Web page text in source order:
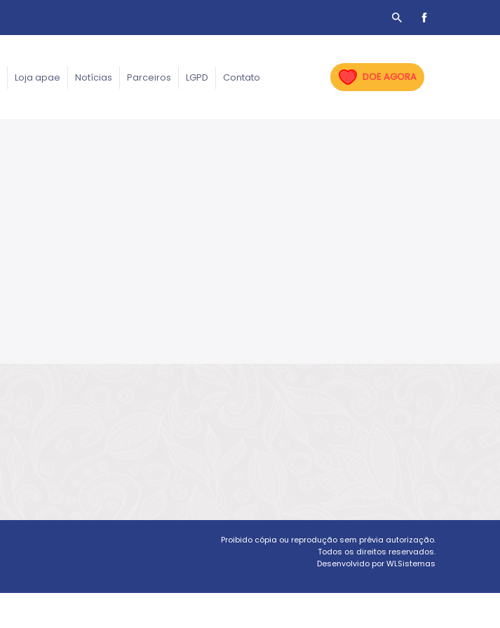
Loja apae Notícias Parceiros LGPD Contato DOE AGORA
Proibido cópia ou reprodução sem prévia autorização.
Todos os direitos reservados.
Desenvolvido por WLSistemas